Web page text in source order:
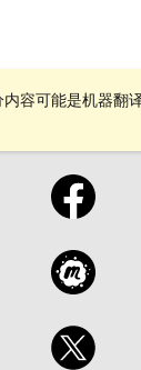
容可能是机器翻